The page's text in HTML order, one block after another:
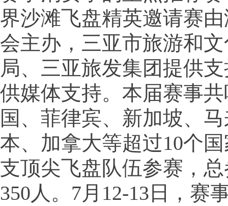
界沙滩飞盘精英邀请赛
会主办，三亚市旅游和
局、三亚旅发集团提供
供媒体支持。本届赛事
国、菲律宾、新加坡、
本、加拿大等超过10个
支顶尖飞盘队伍参赛，
350人。7月12-13日，赛